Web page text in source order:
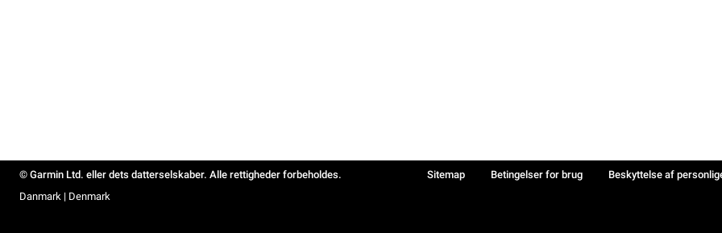
© Garmin Ltd. eller dets datterselskaber. Alle rettigheder forbeholdes. Sitemap Betingelser for brug Beskyttelse af
Danmark | Denmark